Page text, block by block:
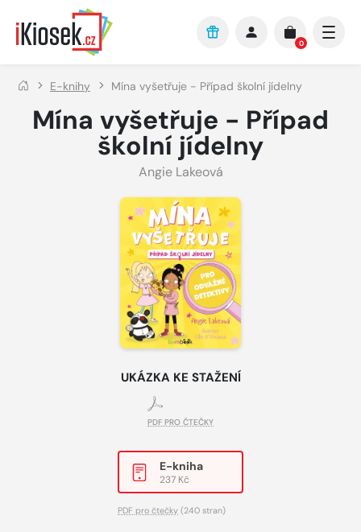
Přejít na hlavní obsah
0
E-knihy Mína vyšetřuje - Případ školní jídelny
Mína vyšetřuje - Případ
školní jídelny
Angie Lakeová
UKÁZKA KE STAŽENÍ
PDF PRO ČTEČKY
E-kniha
237 Kč
PDF pro čtečky (240 stran)